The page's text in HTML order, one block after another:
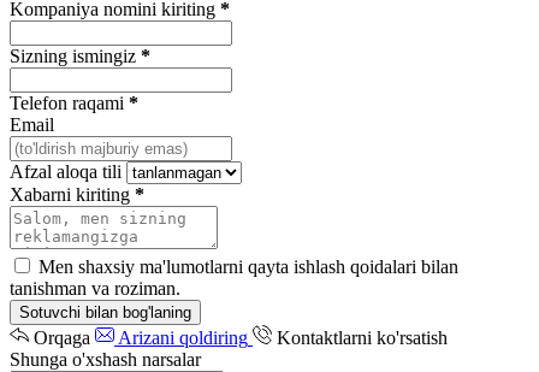
Kompaniya nomini kiriting *
Sizning ismingiz *
Telefon raqami *
Email
Afzal aloqa tili
Xabarni kiriting *
Men shaxsiy ma'lumotlarni qayta ishlash qoidalari bilan
tanishman va roziman.
Sotuvchi bilan bog'laning
Orqaga Arizani qoldiring
Kontaktlarni ko'rsatish
Shunga o'xshash narsalar